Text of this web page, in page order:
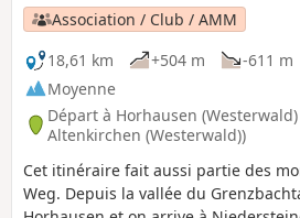
Association / Club / AMM
18,61 km
+504 m -611 m
Moyenne
Départ à Horhausen
Altenkirchen (Westerwald))
Cet itinéraire fait aussi partie des
Weg. Depuis la vallée du